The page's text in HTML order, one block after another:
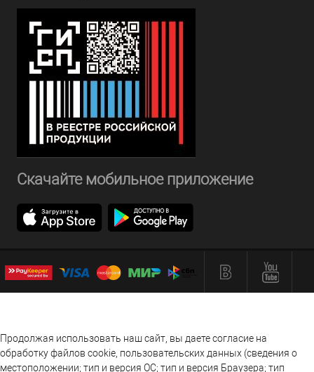
Скачайте мобильное приложение
Продолжая использовать наш сайт, вы даете согласие на
обработку файлов cookie, пользовательских данных (сведения о
местоположении; тип и версия ОС; тип и версия Браузера; тип